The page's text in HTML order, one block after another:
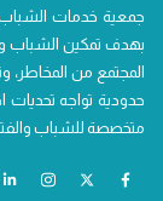
جمعية خدمات
بهدف تمكين الشباب
المجتمع من المخاطر،
حدودية تواجه تحديات
متخصصة للشباب